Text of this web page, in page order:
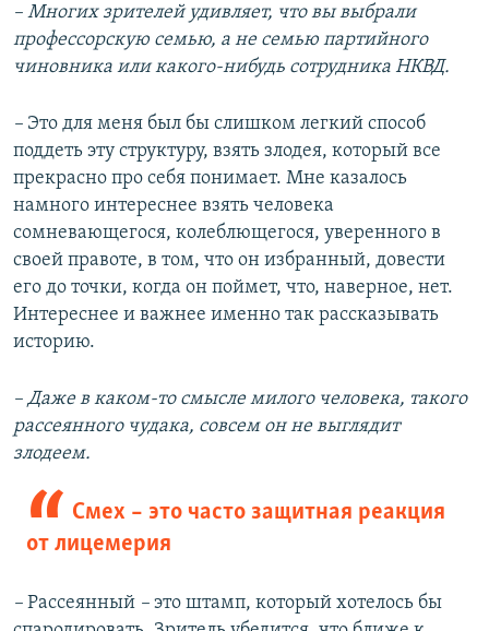
– Многих зрителей удивляет, что вы выбрали
профессорскую семью, а не семью партийного
чиновника или какого-нибудь сотрудника НКВД.
– Это для меня был бы слишком легкий способ
поддеть эту структуру, взять злодея, который все
прекрасно про себя понимает. Мне казалось
намного интереснее взять человека
сомневающегося, колеблющегося, уверенного в
своей правоте, в том, что он избранный, довести
его до точки, когда он поймет, что, наверное, нет.
Интереснее и важнее именно так рассказывать
историю.
– Даже в каком-то смысле милого человека, такого
рассеянного чудака, совсем он не выглядит
злодеем.
Смех – это часто защитная реакция
от лицемерия
– Рассеянный – это штамп, который хотелось бы